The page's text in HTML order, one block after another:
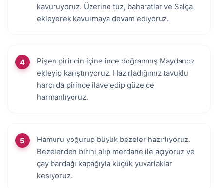
kavuruyoruz. Üzerine tuz, baharatlar ve Salça
ekleyerek kavurmaya devam ediyoruz.
Pişen pirincin içine ince doğranmış Maydanoz
ekleyip karıştırıyoruz. Hazırladığımız tavuklu
harcı da pirince ilave edip güzelce
harmanlıyoruz.
Hamuru yoğurup büyük bezeler hazırlıyoruz.
Bezelerden birini alıp merdane ile açıyoruz ve
çay bardağı kapağıyla küçük yuvarlaklar
kesiyoruz.